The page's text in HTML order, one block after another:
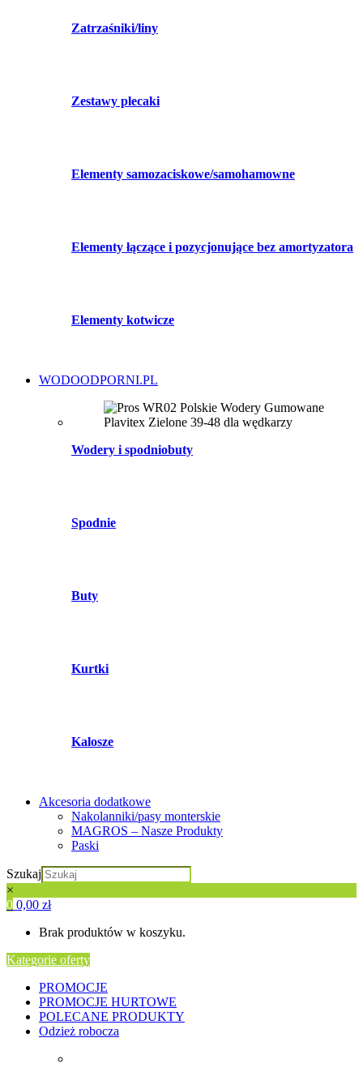
Zatrzaśniki/liny
Zestawy plecaki
Elementy samozaciskowe/samohamowne
Elementy łączące i pozycjonujące bez amortyzatora
Elementy kotwicze
WODOODPORNI.PL
Wodery i spodniobuty
Spodnie
Buty
Kurtki
Kalosze
Akcesoria dodatkowe
Nakolanniki/pasy monterskie
MAGROS – Nasze Produkty
Paski
Szukaj
×
0 0,00 zł
Brak produktów w koszyku.
Kategorie oferty
PROMOCJE
PROMOCJE HURTOWE
POLECANE PRODUKTY
Odzież robocza